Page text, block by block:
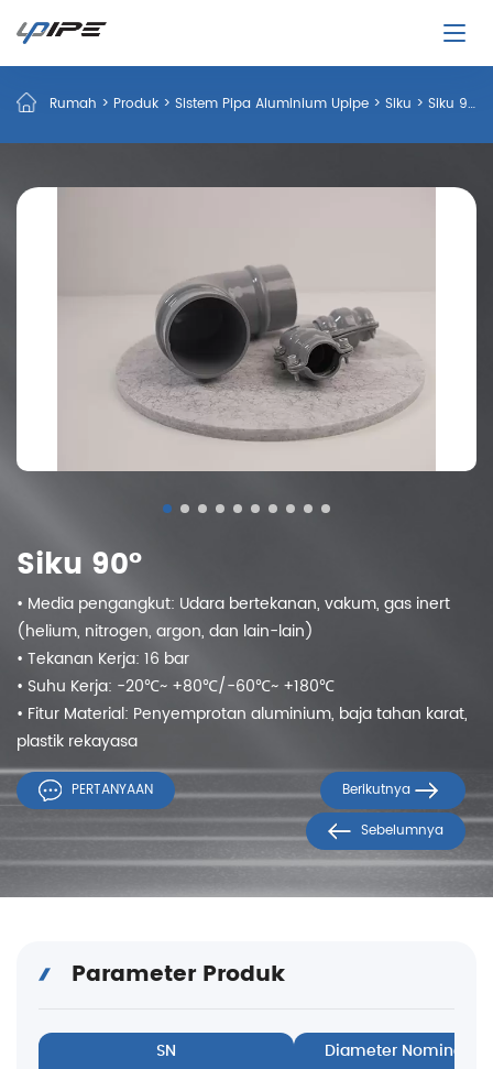
Rumah > Produk > Sistem Pipa Aluminium Upipe > Siku > Siku 90°
Siku 90°
• Media pengangkut: Udara bertekanan, vakum, gas inert
(helium, nitrogen, argon, dan lain-lain)
• Tekanan Kerja: 16 bar
• Suhu Kerja: -20℃~ +80℃/-60℃~ +180℃
• Fitur Material: Penyemprotan aluminium, baja tahan karat,
plastik rekayasa
PERTANYAAN
Berikutnya
Sebelumnya
Parameter Produk
SN Diameter Nominal